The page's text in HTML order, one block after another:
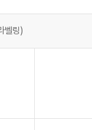
벨링)